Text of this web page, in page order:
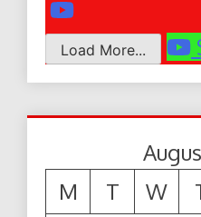
Load More...
M
T W